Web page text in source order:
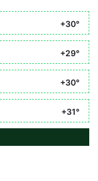
+30°
+29°
+30°
+31°